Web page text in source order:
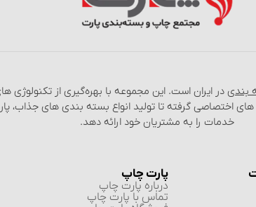
بندی در ایران است. این مجموعه با بهره‌گیری از
اختصاصی گرفته تا تولید انواع بسته‌ بندی‌ های جذاب،
خدمات را به مشتریان خود ارائه دهد.
پارت چاپ
درباره پارت چاپ
تماس با پارت چاپ